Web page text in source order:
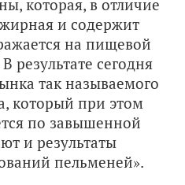
которая, в отличие
и содержит
на пищевой
результате сегодня
так называемого
который при этом
по завышенной
и результаты
пельменей».